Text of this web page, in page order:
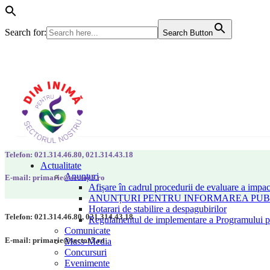
Search for: Search Button
Actualitate
Anunțuri
Afișare în cadrul procedurii de evaluare a
ANUNȚURI PENTRU INFORMAREA
Hotarari de stabilire a despagubirilor
Regulamentul de implementare a Programului
Comunicate
Mass-Media
Concursuri
Evenimente
Telefon: 021.314.46.80, 021.314.43.18
E-mail: primarie@sector5.ro
Telefon: 021.314.46.80, 021.314.43.18
E-mail: primarie@sector5.ro